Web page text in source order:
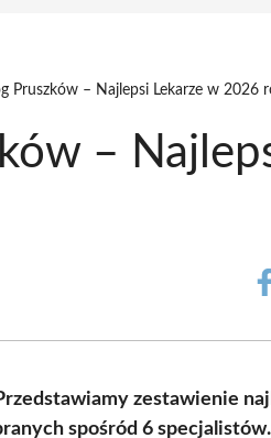
Pruszków – Najlepsi Lekarze w 2026
–
zestawienie
spośród 6 specjalistów.